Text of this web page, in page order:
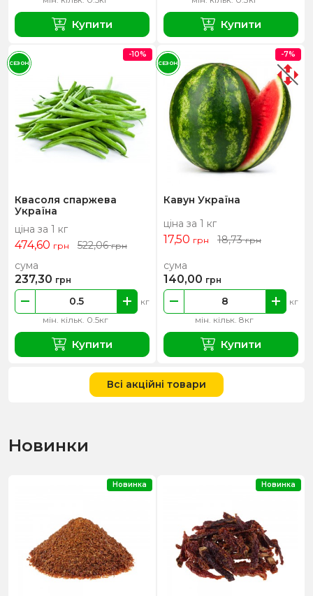
Купити Купити
Квасоля спаржева
Україна
ціна за 1 кг
474,60 грн 522,06грн
мін. кільк. 0.5кг
кг
сума
237,30 грн
Купити
-10%
СЕЗОН
Кавун Україна
ціна за 1 кг
17,50 грн 18,73грн
мін. кільк. 8кг
кг
сума
140,00 грн
Купити
-7%
СЕЗОН
Всі акційні товари
Новинки
Новинка Новинка